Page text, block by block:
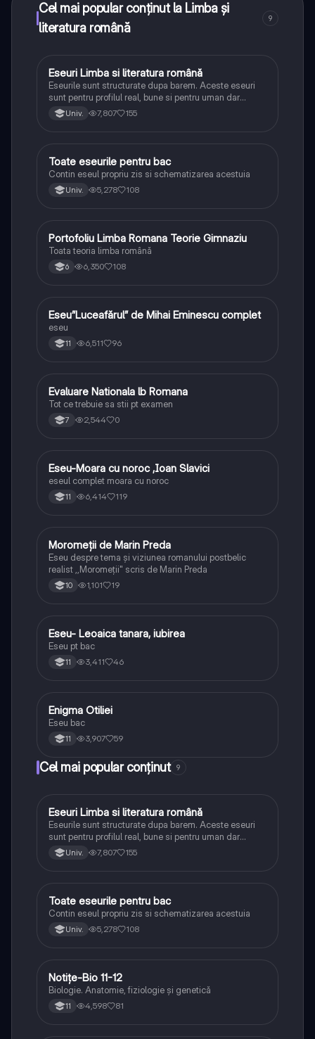
Cel mai popular conținut la Limba și
literatura română
9
Limba și literatura română
Eseuri Limba si literatura română
Eseurile sunt structurate dupa barem. Aceste eseuri
sunt pentru profilul real, bune si pentru uman dar
lipsesc relatiile dintre personaje si caracrerizarile.
Univ. 7,807 155
Limba și literatura română
Toate eseurile pentru bac
Contin eseul propriu zis si schematizarea acestuia
Univ. 5,278 108
Limba și literatura română
Portofoliu Limba Romana Teorie Gimnaziu
Toata teoria limba română
6 6,350 108
Limba și literatura română
Eseu”Luceafărul” de Mihai Eminescu complet
eseu
11 6,511 96
Limba și literatura română
Evaluare Nationala lb Romana
Tot ce trebuie sa stii pt examen
7 2,544 0
Limba și literatura română
Eseu-Moara cu noroc ,Ioan Slavici
eseul complet moara cu noroc
11 6,414 119
Limba și literatura română
Moromeții de Marin Preda
Eseu despre tema și viziunea romanului postbelic
realist ,,Moromeții" scris de Marin Preda
10 1,101 19
Limba și literatura română
Eseu- Leoaica tanara, iubirea
Eseu pt bac
11 3,411 46
Limba și literatura română
Enigma Otiliei
Eseu bac
11 3,907 59
Cel mai popular conținut 9
Limba și literatura română
Eseuri Limba si literatura română
Eseurile sunt structurate dupa barem. Aceste eseuri
sunt pentru profilul real, bune si pentru uman dar
lipsesc relatiile dintre personaje si caracrerizarile.
Univ. 7,807 155
Limba și literatura română
Toate eseurile pentru bac
Contin eseul propriu zis si schematizarea acestuia
Univ. 5,278 108
Biologie
Notițe-Bio 11-12
Biologie. Anatomie, fiziologie și genetică
11 4,598 81